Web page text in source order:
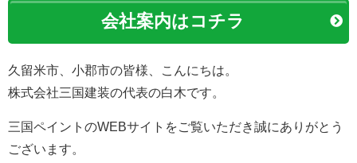
会社案内はコチラ
久留米市、小郡市の皆様、こんにちは。
株式会社三国建装の代表の白木です。
三国ペイントのWEBサイトをご覧いただき誠にありがとう
ございます。